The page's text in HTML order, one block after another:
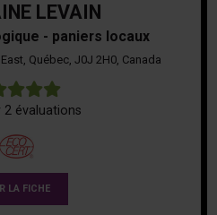
LEVAIN
- paniers locaux
Québec, J0J 2H0, Canada
2 évaluations
LA FICHE